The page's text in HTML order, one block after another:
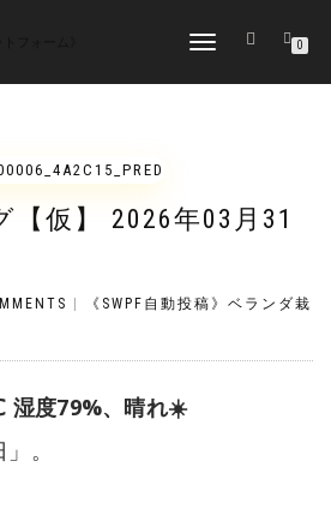
TOGGLE
0
【仮】 2026年03月31
《SWPF自動投稿》ベランダ栽
湿度79%、晴れ☀️
。